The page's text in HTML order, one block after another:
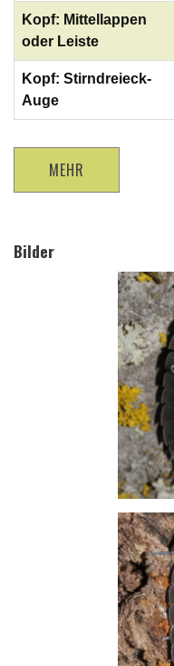
Kopf: Mittellappen
oder Leiste
Kopf: Stirndreieck-
Auge
MEHR
Bilder